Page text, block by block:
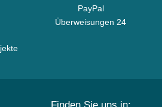
PayPal
Überweisungen 24